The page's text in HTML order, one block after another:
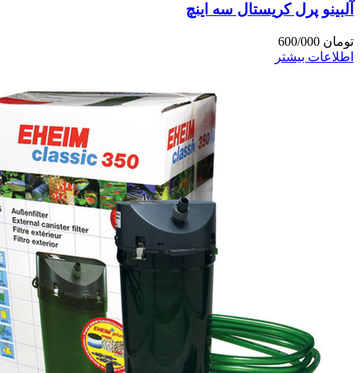
آلبینو پرل کریستال سه اینچ
تومان
اطلاعات بیشتر